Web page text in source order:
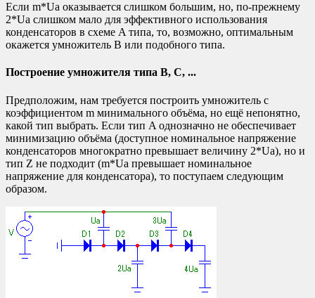
Если m*Ua оказывается слишком большим, но, по-прежнему
2*Ua слишком мало для эффективного использования
конденсаторов в схеме A типа, то, возможно, оптимальным
окажется умножитель B или подобного типа.
Построение умножителя типа B, C, ...
Предположим, нам требуется построить умножитель с
коэффициентом m минимального объёма, но ещё непонятно,
какой тип выбрать. Если тип A однозначно не обеспечивает
минимизацию объёма (доступное номинальное напряжение
конденсаторов многократно превышает величину 2*Ua), но и
тип Z не подходит (m*Ua превышает номинальное
напряжение для конденсатора), то поступаем следующим
образом.